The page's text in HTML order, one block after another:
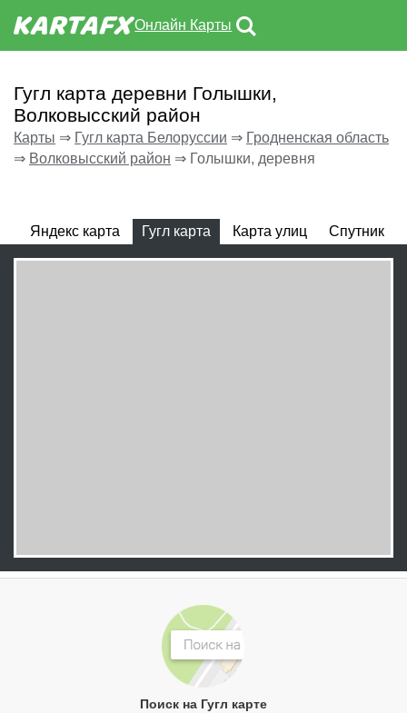
Онлайн Карты
Гугл карта деревни Голышки,
Волковысский район
Карты ⇒ Гугл карта Белоруссии ⇒ Гродненская область
⇒ Волковысский район ⇒ Голышки, деревня
Яндекс карта Гугл карта Карта улиц Спутник
Поиск на Гугл карте